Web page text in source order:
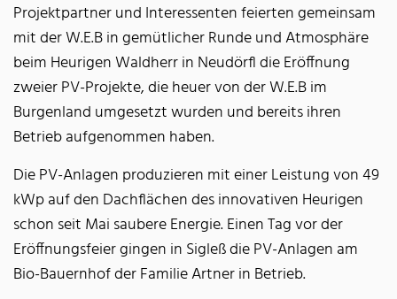
Projektpartner und Interessenten feierten gemeinsam
mit der W.E.B in gemütlicher Runde und Atmosphäre
beim Heurigen Waldherr in Neudörfl die Eröffnung
zweier PV-Projekte, die heuer von der W.E.B im
Burgenland umgesetzt wurden und bereits ihren
Betrieb aufgenommen haben.
Die PV-Anlagen produzieren mit einer Leistung von 49
kWp auf den Dachflächen des innovativen Heurigen
schon seit Mai saubere Energie. Einen Tag vor der
Eröffnungsfeier gingen in Sigleß die PV-Anlagen am
Bio-Bauernhof der Familie Artner in Betrieb.